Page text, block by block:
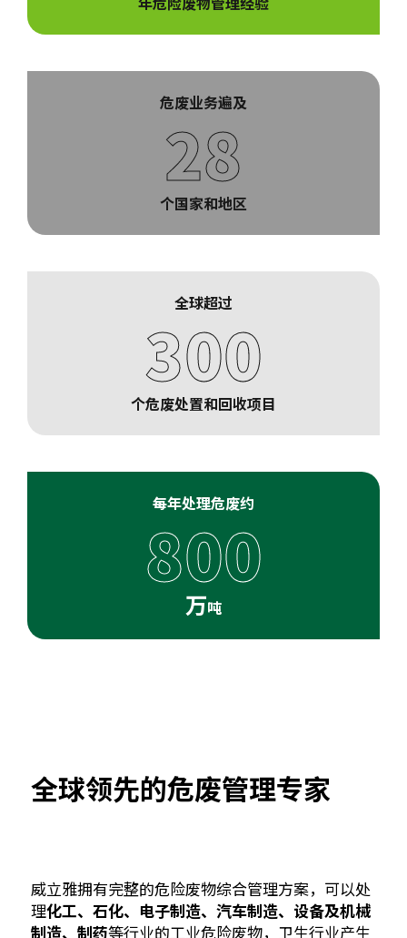
危废业务遍及
28
个国家和地区
全球超过
300
个危废处置和回收项目
每年处理危废约
800
万吨
全球领先的危废管理专家
威立雅拥有完整的危险废物综合管理方案，可以处
理化工、石化、电子制造、汽车制造、设备及机械
制造、制药等行业的工业危险废物，卫生行业产生